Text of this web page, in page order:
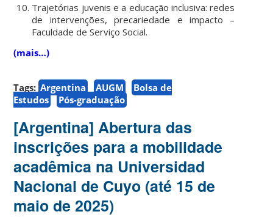
Trajetórias juvenis e a educação inclusiva: redes
de intervenções, precariedade e impacto –
Faculdade de Serviço Social.
(mais…)
Tags: Argentina AUGM
Bolsa de
Estudos
Pós-graduação
[Argentina] Abertura das
inscrições para a mobilidade
acadêmica na Universidad
Nacional de Cuyo (até 15 de
maio de 2025)